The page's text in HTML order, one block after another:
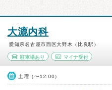
大漉内科
愛知県名古屋市西区大野木（比良駅）
駐車場あり マイナ受付
土曜（〜12:00）